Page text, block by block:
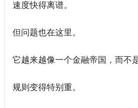
速度快得离谱。
但问题也在这里。
它越来越像一个金融帝国，而不
规则变得特别重。